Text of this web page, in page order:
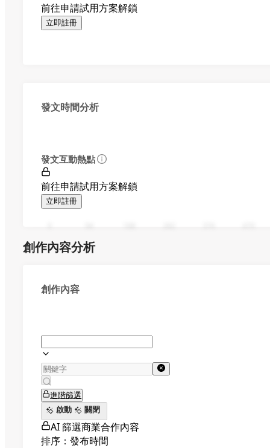
前往申請試用方案解鎖
立即註冊
發文時間分析
發文互動熱點
前往申請試用方案解鎖
立即註冊
創作內容分析
創作內容
進階篩選
啟動
關閉
AI 篩選商業合作內容
排序：發布時間